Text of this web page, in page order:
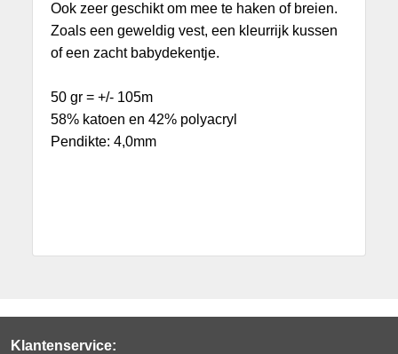
Ook zeer geschikt om mee te haken of breien.
Zoals een geweldig vest, een kleurrijk kussen
of een zacht babydekentje.
50 gr = +/- 105m
58% katoen en 42% polyacryl
Pendikte: 4,0mm
Klantenservice: